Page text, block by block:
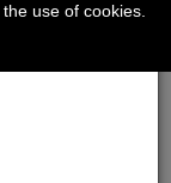
use of cookies.